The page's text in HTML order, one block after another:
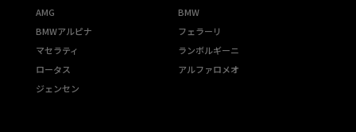
AMG
BMW
BMWアルピナ
フェラーリ
マセラティ
ランボルギーニ
ロータス
アルファロメオ
ジェンセン